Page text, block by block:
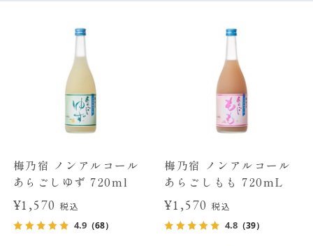
梅乃宿 ノンアルコール
あらごしゆず 720ml
¥1,570税込
4.9（68）
梅乃宿 ノンアルコール
あらごしもも 720mL
¥1,570 税込
4.8 （39）